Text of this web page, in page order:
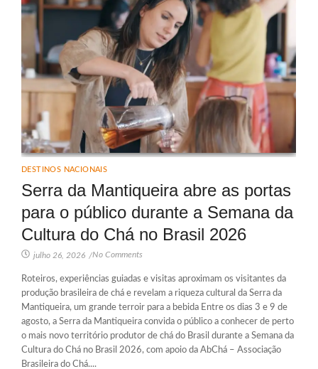
DESTINOS NACIONAIS
Serra da Mantiqueira abre as portas
para o público durante a Semana da
Cultura do Chá no Brasil 2026
julho 26, 2026 /No Comments
Roteiros, experiências guiadas e visitas aproximam os visitantes da
produção brasileira de chá e revelam a riqueza cultural da Serra da
Mantiqueira, um grande terroir para a bebida Entre os dias 3 e 9 de
agosto, a Serra da Mantiqueira convida o público a conhecer de perto
o mais novo território produtor de chá do Brasil durante a Semana da
Cultura do Chá no Brasil 2026, com apoio da AbChá – Associação
Brasileira do Chá....